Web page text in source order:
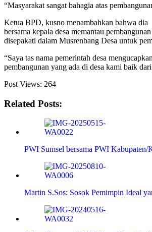
“Masyarakat sangat bahagia atas
Ketua BPD, kusno menambahkan bahwa dia
bersama kepala desa memantau
disepakati dalam Musrenbang Desa untuk
“Saya tas nama pemerintah desa
pembangunan yang ada di desa kami baik
Post Views: 264
Related Posts:
PWI Sumsel bersama PWI
Martin S.Sos: Sosok Pemimpin Ideal